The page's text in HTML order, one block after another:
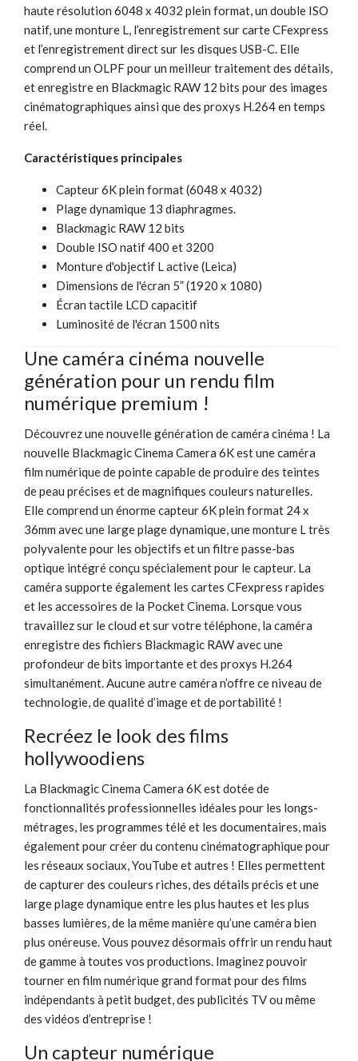
haute résolution 6048 x 4032 plein format, un double ISO
natif, une monture L, l’enregistrement sur carte CFexpress
et l’enregistrement direct sur les disques USB-C. Elle
comprend un OLPF pour un meilleur traitement des détails,
et enregistre en Blackmagic RAW 12 bits pour des images
cinématographiques ainsi que des proxys H.264 en temps
réel.
Caractéristiques principales
Capteur 6K plein format (6048 x 4032)
Plage dynamique 13 diaphragmes.
Blackmagic RAW 12 bits
Double ISO natif 400 et 3200
Monture d'objectif L active (Leica)
Dimensions de l'écran 5” (1920 x 1080)
Écran tactile LCD capacitif
Luminosité de l'écran 1500 nits
Une caméra cinéma nouvelle
génération pour un rendu film
numérique premium !
Découvrez une nouvelle génération de caméra cinéma ! La
nouvelle Blackmagic Cinema Camera 6K est une caméra
film numérique de pointe capable de produire des teintes
de peau précises et de magnifiques couleurs naturelles.
Elle comprend un énorme capteur 6K plein format 24 x
36mm avec une large plage dynamique, une monture L très
polyvalente pour les objectifs et un filtre passe-bas
optique intégré conçu spécialement pour le capteur. La
caméra supporte également les cartes CFexpress rapides
et les accessoires de la Pocket Cinema. Lorsque vous
travaillez sur le cloud et sur votre téléphone, la caméra
enregistre des fichiers Blackmagic RAW avec une
profondeur de bits importante et des proxys H.264
simultanément. Aucune autre caméra n’offre ce niveau de
technologie, de qualité d’image et de portabilité !
Recréez le look des films
hollywoodiens
La Blackmagic Cinema Camera 6K est dotée de
fonctionnalités professionnelles idéales pour les longs-
métrages, les programmes télé et les documentaires, mais
également pour créer du contenu cinématographique pour
les réseaux sociaux, YouTube et autres ! Elles permettent
de capturer des couleurs riches, des détails précis et une
large plage dynamique entre les plus hautes et les plus
basses lumières, de la même manière qu’une caméra bien
plus onéreuse. Vous pouvez désormais offrir un rendu haut
de gamme à toutes vos productions. Imaginez pouvoir
tourner en film numérique grand format pour des films
indépendants à petit budget, des publicités TV ou même
des vidéos d’entreprise !
Un capteur numérique